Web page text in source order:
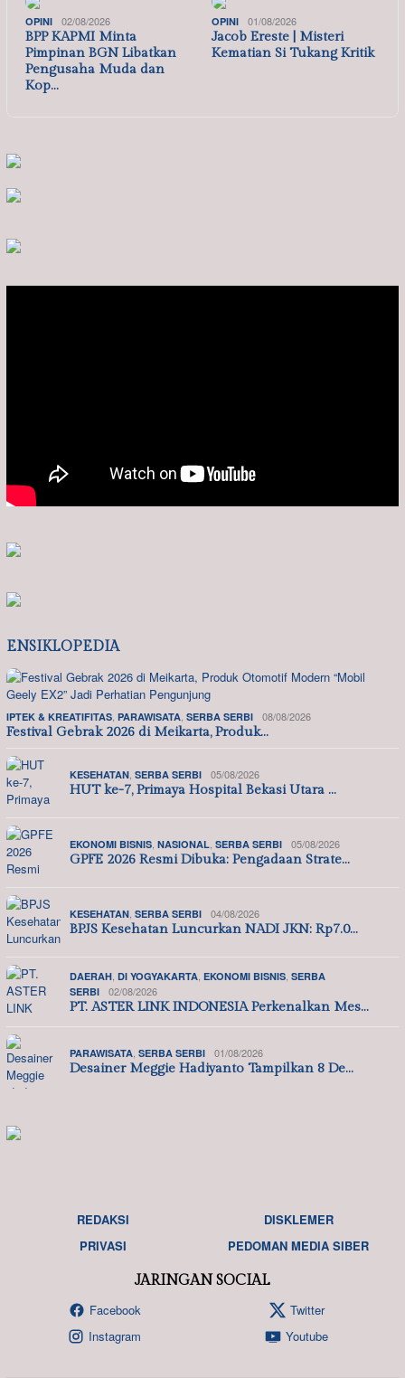
OPINI 02/08/2026
BPP KAPMI Minta
Pimpinan BGN Libatkan
Pengusaha Muda dan
Kop…
OPINI 01/08/2026
Jacob Ereste | Misteri
Kematian Si Tukang Kritik
ENSIKLOPEDIA
IPTEK & KREATIFITAS PARAWISATA SERBA SERBI 08/08/2026
Festival Gebrak 2026 di Meikarta, Produk…
KESEHATAN SERBA SERBI 05/08/2026
HUT ke-7, Primaya Hospital Bekasi Utara …
EKONOMI BISNIS NASIONAL SERBA SERBI 05/08/2026
GPFE 2026 Resmi Dibuka: Pengadaan Strate…
KESEHATAN SERBA SERBI 04/08/2026
BPJS Kesehatan Luncurkan NADI JKN: Rp7.0…
DAERAH DI YOGYAKARTA EKONOMI BISNIS SERBA
SERBI
02/08/2026
PT. ASTER LINK INDONESIA Perkenalkan Mes…
PARAWISATA SERBA SERBI 01/08/2026
Desainer Meggie Hadiyanto Tampilkan 8 De…
REDAKSI
DISKLEMER
PRIVASI
PEDOMAN MEDIA SIBER
JARINGAN SOCIAL
Facebook
Twitter
Instagram
Youtube